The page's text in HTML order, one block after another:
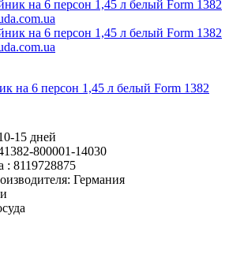
на 6 персон 1,45 л белый Form 1382
15 дней
800001-14030
: 8119728875
Германия